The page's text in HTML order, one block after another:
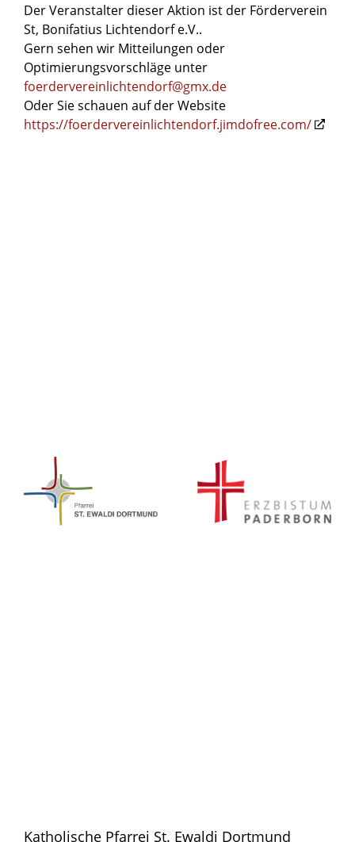
Der Veranstalter dieser Aktion ist der Förderverein
St, Bonifatius Lichtendorf e.V..
Gern sehen wir Mitteilungen oder
Optimierungsvorschläge unter
foerdervereinlichtendorf@gmx.de
Oder Sie schauen auf der Website
https://foerdervereinlichtendorf.jimdofree.com/
Katholische Pfarrei St. Ewaldi Dortmund